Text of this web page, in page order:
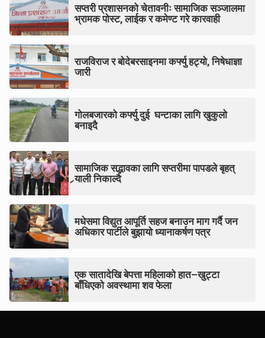
सप्तरी प्रशासनको चेतावनीः सामाजिक सञ्जालमा
भ्रामक पोस्ट, लाईक र कमेण्ट गरे कारवाही
राजविराज र बोदेबरसाइनमा कर्फ्यु हट्यो, निषेधाज्ञा
जारी
गोलबजारको कर्फ्यु दुई घन्टाका लागि खुकुलो
बनाइदै
सामाजिक सद्भावका लागि सप्तरीमा पापडले बृहत्
र्‍याली निकाल्दै
मधेसमा विद्युत आपूर्ति सहज बनाउन माग गर्दै जन
अधिकार पार्टीले बुझायो ध्यानाकर्षण पत्र
एक सातादेखि बेपत्ता महिलाको हात–खुट्टा
बाँधिएको अवस्थामा शव फेला